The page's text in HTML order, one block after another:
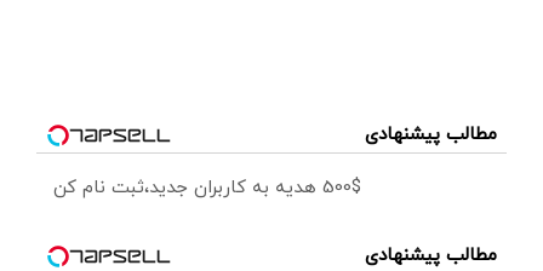
مطالب پیشنهادی
500$ هدیه به کاربران جدید،ثبت نام کن
مطالب پیشنهادی